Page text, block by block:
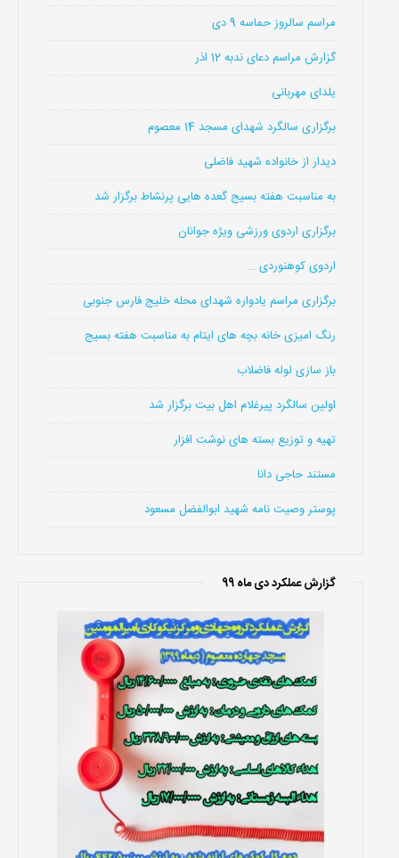
مراسم سالروز حماسه 9 دی
گزارش مراسم دعای ندبه 12 اذر
یلدای مهربانی
برگزاری سالگرد شهدای مسجد 14 معصوم
دیدار از خانواده شهید فاضلی
به مناسبت هفته بسیج گعده هایی پرنشاط برگزار شد
برگزاری اردوی ورزشی ویژه جوانان
اردوی کوهنوردی …
برگزاری مراسم یادواره شهدای محله خلیج فارس جنوبی
رنگ امیزی خانه بچه های ایتام به مناسبت هفته بسیج
باز سازی لوله فاضلاب
اولین سالگرد پیرغلام اهل بیت برگزار شد
تهیه و توزیع بسته های نوشت افزار
مستند حاجی دانا
پوستر وصیت نامه شهید ابوالفضل مسعود
گزارش عملکرد دی ماه 99